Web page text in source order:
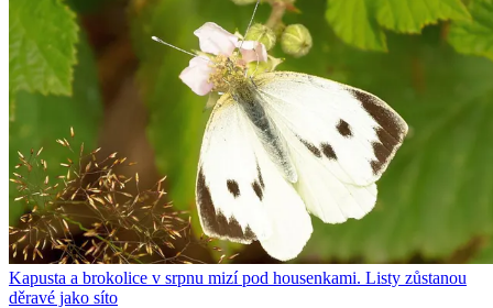
Kapusta a brokolice v srpnu mizí pod housenkami. Listy zůstanou
děravé jako síto